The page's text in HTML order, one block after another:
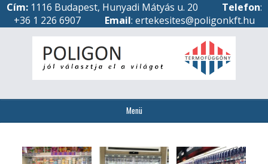
Cím:1116 Budapest, Hunyadi Mátyás u. 20 Telefon:
+36 1 226 6907
Email: ertekesites@poligonkft.hu
Menü